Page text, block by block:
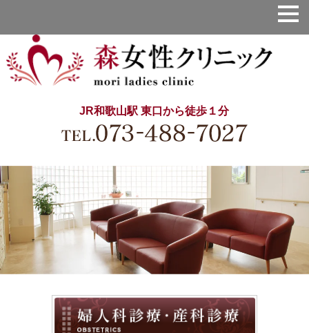
JR和歌山駅 東口から徒歩１分